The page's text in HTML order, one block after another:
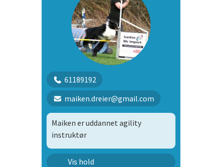
61189192
maiken.dreier@gmail.com
Maiken er uddannet agility
instruktør
Vis hold
Agility Konkurrence Hold 2